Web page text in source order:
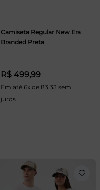
Camiseta Regular New Era
Branded Preta
R$ 499,99
Em até 6x de 83,33 sem
juros